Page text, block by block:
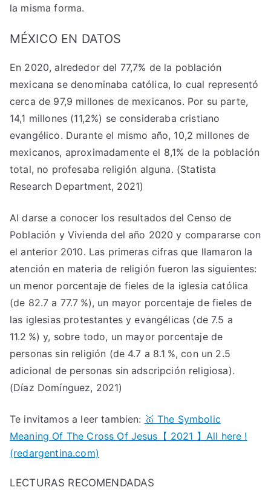
la misma forma.
MÉXICO EN DATOS
En 2020, alrededor del 77,7% de la población
mexicana se denominaba católica, lo cual representó
cerca de 97,9 millones de mexicanos. Por su parte,
14,1 millones (11,2%) se consideraba cristiano
evangélico. Durante el mismo año, 10,2 millones de
mexicanos, aproximadamente el 8,1% de la población
total, no profesaba religión alguna. (Statista
Research Department, 2021)
Al darse a conocer los resultados del Censo de
Población y Vivienda del año 2020 y compararse con
el anterior 2010. Las primeras cifras que llamaron la
atención en materia de religión fueron las siguientes:
un menor porcentaje de fieles de la iglesia católica
(de 82.7 a 77.7 %), un mayor porcentaje de fieles de
las iglesias protestantes y evangélicas (de 7.5 a
11.2 %) y, sobre todo, un mayor porcentaje de
personas sin religión (de 4.7 a 8.1 %, con un 2.5
adicional de personas sin adscripción religiosa).
(Díaz Domínguez, 2021)
Te invitamos a leer tambien: 🥇 The Symbolic
Meaning Of The Cross Of Jesus【 2021 】All here !
(redargentina.com)
LECTURAS RECOMENDADAS